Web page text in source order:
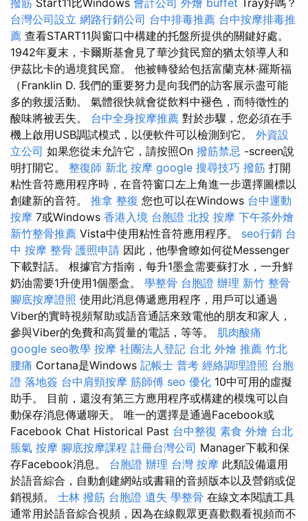
撥筋 Start11比Windows 會計公司 外燴 buffet Tray好嗎？
台灣公司設立 網路行銷公司 台中排毒推薦 台中按摩排毒推
薦 查看START11與窗口中構建的托盤所提供的關鍵好處。
1942年夏末，卡爾斯基會見了華沙貧民窟的猶太領導人和
伊茲比卡的過境貧民窟。 他被轉發給包括富蘭克林·羅斯福
（Franklin D. 我們的重要努力是向我們的訪客展示盡可能
多的救援活動。 氣體很快就會從飲料中褪色，而特徵性的
酸味將被丟失。 台中全身按摩推薦 對於步驟，您必須在手
機上啟用USB調試模式，以便軟件可以檢測到它。 外資設
立公司 如果您從未允許它，請按照On 撥筋禁忌 -screen說
明打開它。 整復師 新北 按摩 google 搜尋技巧 撥筋 打開
粘性音符應用程序時，在音符窗口左上角進一步選擇圖標以
創建新的音符。 推拿 整復 您也可以在Windows 台中運動
按摩 7或Windows 香港入境 台胞證 北投 按摩 下午茶外燴
新竹整骨推薦 Vista中使用粘性音符應用程序。 seo行銷 台
中 按摩 整骨 護照申請 因此，他學會瞭如何從Messenger
下載對話。 根據官方指南，每升1墨盒需要蘇打水，一升鮮
奶油需要1升使用1個墨盒。 學整骨 台胞證 辦理 新竹 整骨
腳底按摩證照 使用此消息傳遞應用程序，用戶可以通過
Viber的實時視頻幫助或語音通話來致電他的朋友和家人，
參與Viber的免費和高質量的電話，等等。 肌肉酸痛
google seo教學 按摩 社團法人登記 台北 外燴 推薦 竹北
腰痛 Cortana是Windows 記帳士 普考 經絡調理證照 台胞
證 落地簽 台中肩頸按摩 筋師傅 seo 優化 10中可用的虛擬
助手。 目前，還沒有第三方應用程序或構建的模塊可以自
動保存消息傳遞聊天。 唯一的選擇是通過Facebook或
Facebook Chat Historical Past 台中整復 素食 外燴 台北
脹氣 按摩 腳底按摩課程 註冊台灣公司 Manager下載和保
存Facebook消息。 台胞證 辦理 台灣 按摩 此類設備還用
於語音綜合，自動創建網站或書籍的音頻版本以及營銷或促
銷視頻。 士林 撥筋 台胞證 遺失 學整骨 在線文本閱讀工具
通常用於語音綜合視頻，因為在線觀眾更喜歡觀看視頻而不